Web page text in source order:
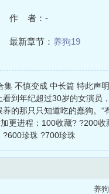
作 者： -
最新章节： 养狗19
集 不慎变成 中长篇 特此声
到年纪超过30岁的女演员
的那只只知道吃的蠢狗。
更进程：100收藏? ?200
珍珠 ?700珍珠
养